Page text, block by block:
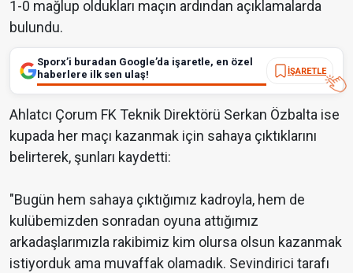
1-0 mağlup oldukları maçın ardından açıklamalarda
bulundu.
Sporx’i buradan Google’da işaretle, en özel
haberlere ilk sen ulaş!
İŞARETLE
Ahlatcı Çorum FK Teknik Direktörü Serkan Özbalta ise
kupada her maçı kazanmak için sahaya çıktıklarını
belirterek, şunları kaydetti:
"Bugün hem sahaya çıktığımız kadroyla, hem de
kulübemizden sonradan oyuna attığımız
arkadaşlarımızla rakibimiz kim olursa olsun kazanmak
istiyorduk ama muvaffak olamadık. Sevindirici tarafı